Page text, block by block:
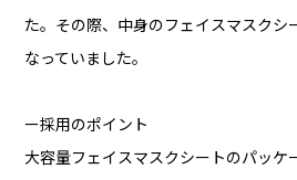
た。その際、中身のフェイスマスクシ
なっていました。
ー採用のポイント
大容量フェイスマスクシートのパッケ